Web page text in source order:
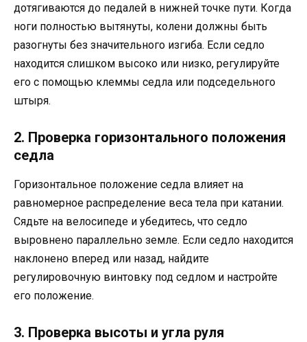
дотягиваются до педалей в нижней точке пути. Когда
ноги полностью вытянуты, колени должны быть
разогнуты без значительного изгиба. Если седло
находится слишком высоко или низко, регулируйте
его с помощью клеммы седла или подседельного
штыря.
2. Проверка горизонтального положения
седла
Горизонтальное положение седла влияет на
равномерное распределение веса тела при катании.
Сядьте на велосипеде и убедитесь, что седло
выровнено параллельно земле. Если седло находится
наклонено вперед или назад, найдите
регулировочную винтовку под седлом и настройте
его положение.
3. Проверка высоты и угла руля